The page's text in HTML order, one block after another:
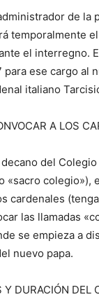
de la
temporalmente
el interregno.
para ese cargo al
italiano
A LOS
del
«sacro colegio»),
cardenales
las llamadas
se empieza a
nuevo papa.
Y DURACIÓN DEL